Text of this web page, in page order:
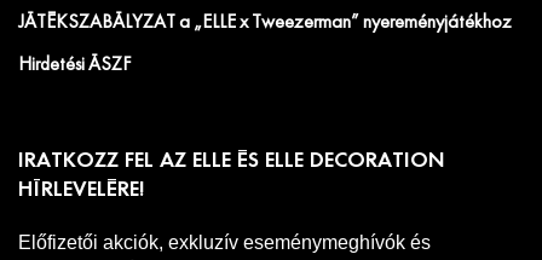
JÁTÉKSZABÁLYZAT a „ELLE x Tweezerman” nyereményjátékhoz
Hirdetési ÁSZF
IRATKOZZ FEL AZ ELLE ÉS ELLE DECORATION
HÍRLEVELÉRE!
Előfizetői akciók, exkluzív eseménymeghívók és